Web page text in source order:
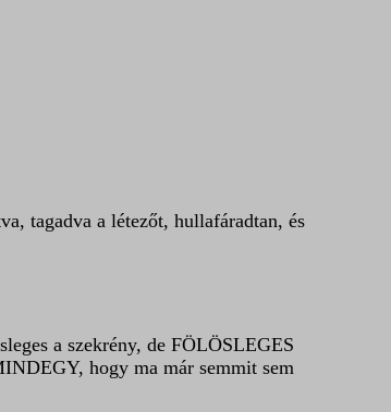
tagadva a létezőt, hullafáradtan, és
a szekrény, de FÖLÖSLEGES
hogy ma már semmit sem